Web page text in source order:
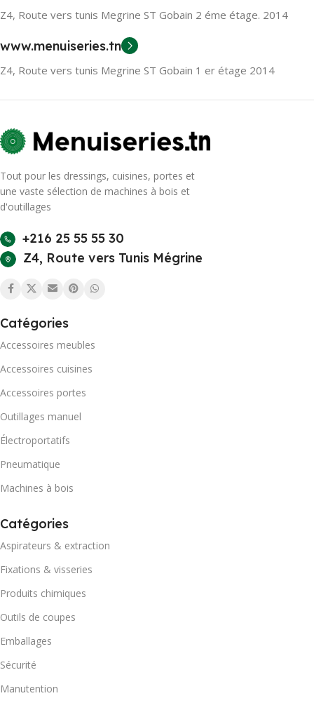
Z4, Route vers tunis Megrine ST Gobain 2 éme étage. 2014
www.menuiseries.tn
Z4, Route vers tunis Megrine ST Gobain 1 er étage 2014
Tout pour les dressings, cuisines, portes et
une vaste sélection de machines à bois et
d'outillages
+216 25 55 55 30
Z4, Route vers Tunis Mégrine
Catégories
Accessoires meubles
Accessoires cuisines
Accessoires portes
Outillages manuel
Électroportatifs
Pneumatique
Machines à bois
Catégories
Aspirateurs & extraction
Fixations & visseries
Produits chimiques
Outils de coupes
Emballages
Sécurité
Manutention